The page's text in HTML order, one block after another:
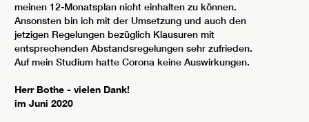
meinen 12-Monatsplan nicht einhalten zu können.
Ansonsten bin ich mit der Umsetzung und auch den
jetzigen Regelungen bezüglich Klausuren mit
entsprechenden Abstandsregelungen sehr zufrieden.
Auf mein Studium hatte Corona keine Auswirkungen.
Herr Bothe - vielen Dank!
im Juni 2020